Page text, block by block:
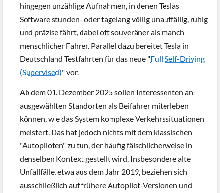
hingegen unzählige Aufnahmen, in denen Teslas
Software stunden- oder tagelang völlig unauffällig, ruhig
und präzise fährt, dabei oft souveräner als manch
menschlicher Fahrer. Parallel dazu bereitet Tesla in
Deutschland Testfahrten für das neue "Full Self-Driving
(Supervised)" vor.
Ab dem 01. Dezember 2025 sollen Interessenten an
ausgewählten Standorten als Beifahrer miterleben
können, wie das System komplexe Verkehrssituationen
meistert. Das hat jedoch nichts mit dem klassischen
"Autopiloten" zu tun, der häufig fälschlicherweise in
denselben Kontext gestellt wird. Insbesondere alte
Unfallfälle, etwa aus dem Jahr 2019, beziehen sich
ausschließlich auf frühere Autopilot-Versionen und